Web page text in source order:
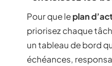
Pour que leplan
priorisez chaque
un tableau de bord
échéances,